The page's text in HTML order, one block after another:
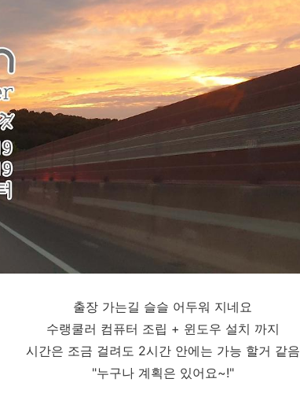
출장 가는길 슬슬 어두워 지네요
수랭쿨러 컴퓨터 조립 + 윈도우 설치 까지
시간은 조금 걸려도 2시간 안에는 가능 할거 같음
"누구나 계획은 있어요~!"